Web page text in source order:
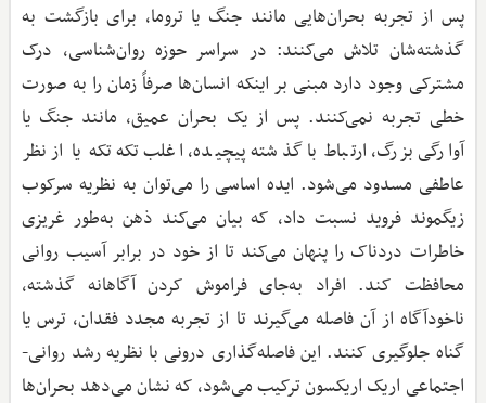
پس از تجربه بحران‌هایی مانند جنگ یا تروما، برای بازگشت به
گذشته‌شان تلاش می‌کنند: در سراسر حوزه روان‌شناسی، درک
مشترکی وجود دارد مبنی بر اینکه انسان‌ها صرفاً زمان را به صورت
خطی تجربه نمی‌کنند. پس از یک بحران عمیق، مانند جنگ یا
آوارگی بزرگ، ارتباط با گذشته پیچیده، اغلب تکه‌تکه یا از نظر
عاطفی مسدود می‌شود. ایده اساسی را می‌توان به نظریه سرکوب
زیگموند فروید نسبت داد، که بیان می‌کند ذهن به‌طور غریزی
خاطرات دردناک را پنهان می‌کند تا از خود در برابر آسیب روانی
محافظت کند. افراد به‌جای فراموش کردن آگاهانه گذشته،
ناخودآگاه از آن فاصله می‌گیرند تا از تجربه مجدد فقدان، ترس یا
گناه جلوگیری کنند. این فاصله‌گذاری درونی با نظریه رشد روانی-
اجتماعی اریک اریکسون ترکیب می‌شود، که نشان می‌دهد بحران‌ها